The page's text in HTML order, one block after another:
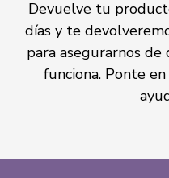
Devuelve tu
días y te
para asegurarnos
funciona. Ponte